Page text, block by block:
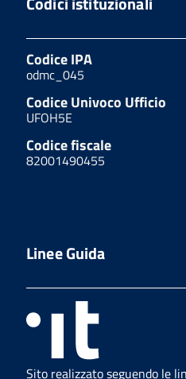
Codice IPA
odmc_045
Codice Univoco Ufficio
UFOH5E
Codice fiscale
82001490455
Linee Guida
Sito realizzato seguendo le